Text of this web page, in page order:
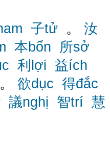
子tử 。 汝
本bổn
所sở
利lợi 益ích
欲dục 得đắc
議nghị 智trí 慧